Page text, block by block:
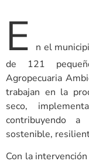
E
n el
de 121
Agropecuaria
trabajan en la
seco,
contribuyendo
sostenible,
Con la